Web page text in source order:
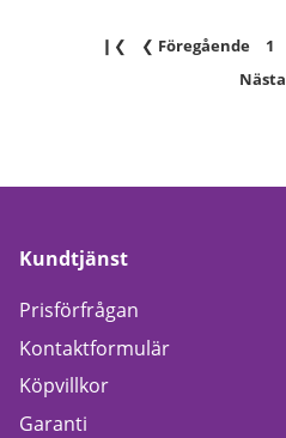
❙❮ ❮ Föregående 1
Nästa
Kundtjänst
Prisförfrågan
Kontaktformulär
Köpvillkor
Garanti